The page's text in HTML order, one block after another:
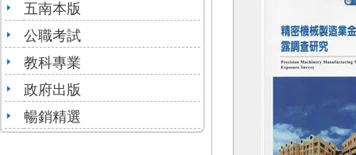
五南本版
公職考試
教科專業
政府出版
暢銷精選